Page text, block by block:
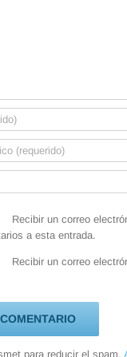
Recibir un correo
a esta entrada.
Recibir un correo
para reducir el spam.